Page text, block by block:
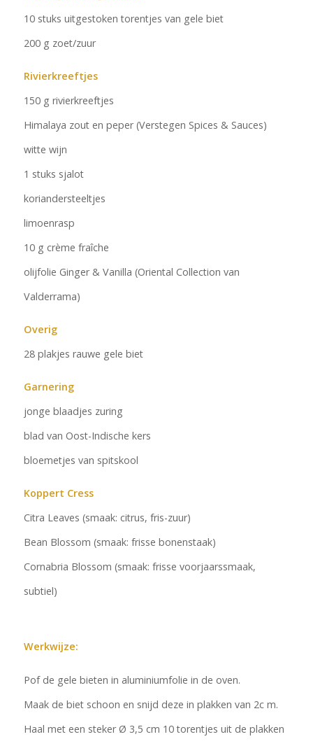
10 stuks uitgestoken torentjes van gele biet
200 g zoet/zuur
Rivierkreeftjes
150 g rivierkreeftjes
Himalaya zout en peper (Verstegen Spices & Sauces)
witte wijn
1 stuks sjalot
koriandersteeltjes
limoenrasp
10 g crème fraîche
olijfolie Ginger & Vanilla (Oriental Collection van
Valderrama)
Overig
28 plakjes rauwe gele biet
Garnering
jonge blaadjes zuring
blad van Oost-Indische kers
bloemetjes van spitskool
Koppert Cress
Citra Leaves (smaak: citrus, fris-zuur)
Bean Blossom (smaak: frisse bonenstaak)
Cornabria Blossom (smaak: frisse voorjaarssmaak,
subtiel)
Werkwijze:
Pof de gele bieten in aluminiumfolie in de oven.
Maak de biet schoon en snijd deze in plakken van 2c m.
Haal met een steker Ø 3,5 cm 10 torentjes uit de plakken